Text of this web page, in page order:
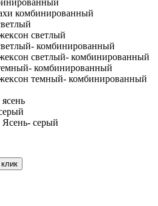
комбинированный
светлый
светлый- комбинированный
темный- комбинированный
серый